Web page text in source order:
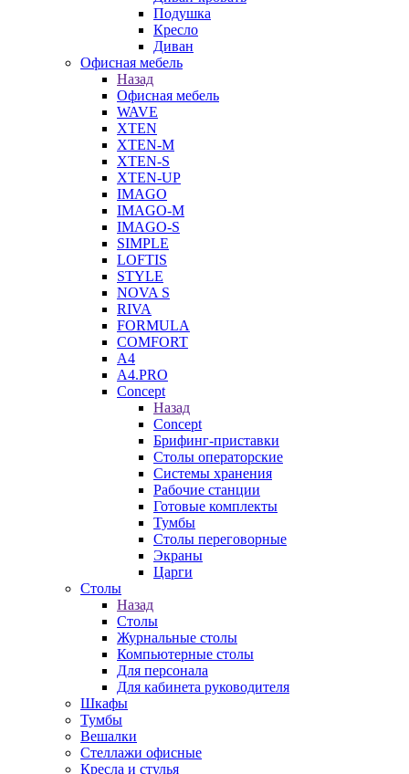
Подушка
Кресло
Диван
Офисная мебель
Назад
Офисная мебель
WAVE
XTEN
XTEN-M
XTEN-S
XTEN-UP
IMAGO
IMAGO-M
IMAGO-S
SIMPLE
LOFTIS
STYLE
NOVA S
RIVA
FORMULA
COMFORT
A4
A4.PRO
Concept
Назад
Concept
Брифинг-приставки
Столы операторские
Системы хранения
Рабочие станции
Готовые комплекты
Тумбы
Столы переговорные
Экраны
Царги
Столы
Назад
Столы
Журнальные столы
Компьютерные столы
Для персонала
Для кабинета руководителя
Шкафы
Тумбы
Вешалки
Стеллажи офисные
Кресла и стулья